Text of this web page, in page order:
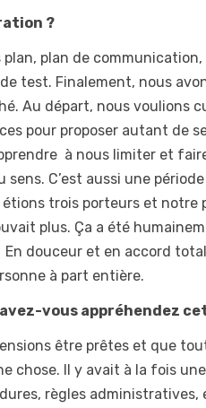
?
plan de
test. Finalement, nous
Au départ, nous voulions
pour proposer autant de
à nous limiter et
C’est aussi une
trois porteurs et notre
plus. Ça a été
douceur et en accord
à part entière.
vous appréhendez
être prêtes et que
chose. Il y avait à la fois
règles